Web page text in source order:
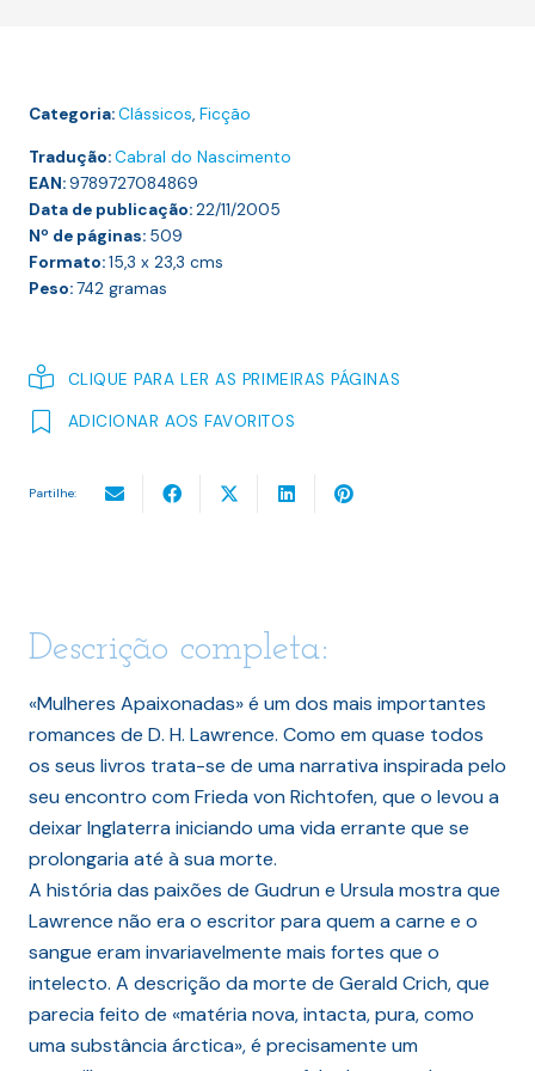
Categoria:Clássicos, Ficção
Tradução:Cabral do Nascimento
EAN:9789727084869
Data de publicação:22/11/2005
Nº de páginas: 509
Formato:15,3 x 23,3 cms
Peso:742 gramas
CLIQUE PARA LER AS PRIMEIRAS PÁGINAS
ADICIONAR AOS FAVORITOS
Partilhe:
Descrição completa:
«Mulheres Apaixonadas» é um dos mais importantes
romances de D. H. Lawrence. Como em quase todos
os seus livros trata-se de uma narrativa inspirada pelo
seu encontro com Frieda von Richtofen, que o levou a
deixar Inglaterra iniciando uma vida errante que se
prolongaria até à sua morte.
A história das paixões de Gudrun e Ursula mostra que
Lawrence não era o escritor para quem a carne e o
sangue eram invariavelmente mais fortes que o
intelecto. A descrição da morte de Gerald Crich, que
parecia feito de «matéria nova, intacta, pura, como
uma substância árctica», é precisamente um